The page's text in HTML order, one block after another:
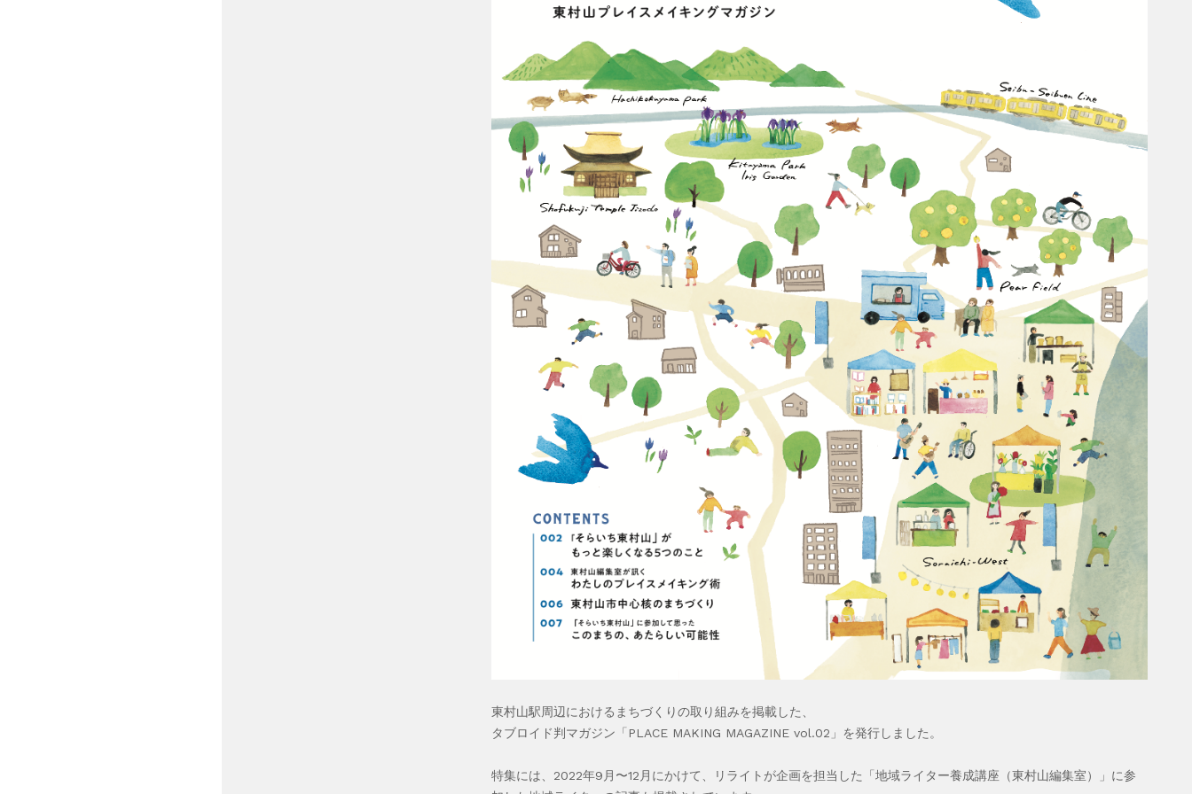
東村山駅周辺におけるまちづくりの取り組みを掲載した、
タブロイド判マガジン「PLACE MAKING MAGAZINE vol.02」を発行しました。
特集には、2022年9月〜12月にかけて、リライトが企画を担当した「地域ライター養成講座（東村山編集室）」に参